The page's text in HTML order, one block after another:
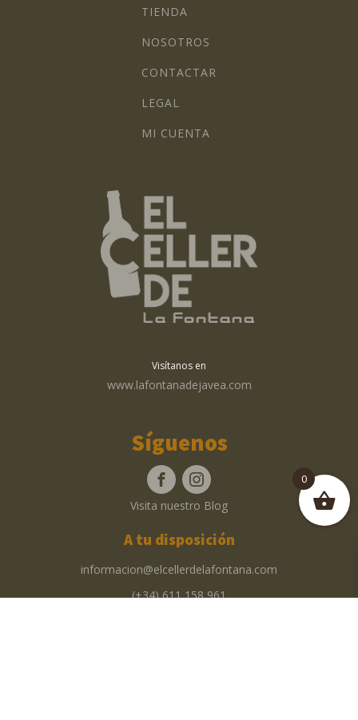
TIENDA
NOSOTROS
CONTACTAR
LEGAL
MI CUENTA
Visítanos en
www.lafontanadejavea.com
Síguenos
Visita nuestro Blog
A tu disposición
informacion@elcellerdelafontana.com
(+34) 611 158 961
0